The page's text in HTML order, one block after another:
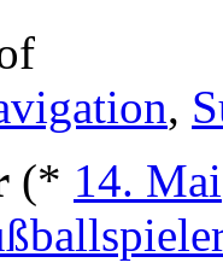
,
(* 14. Mai